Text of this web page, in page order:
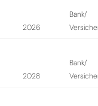
2026
Bank/
2028
Bank/